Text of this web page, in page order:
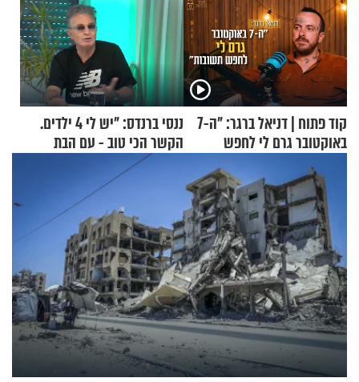
קוד פתוח | דניאל ברגר: "ה-7
באוקטובר גרם לי לחפש
תשובות"
ננסי ברנדס: "יש לי 4 ילדים.
הקשר הכי טוב - עם הבת
החרדית"